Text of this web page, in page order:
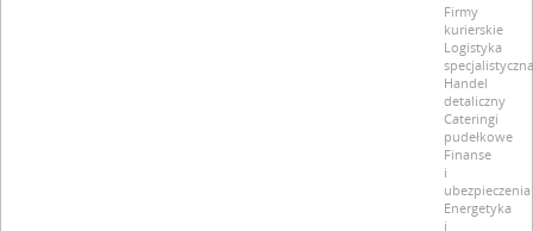
Firmy
kurierskie
Logistyka
specjalistyczna
Handel
detaliczny
Cateringi
pudełkowe
Finanse
i
ubezpieczenia
Energetyka
i